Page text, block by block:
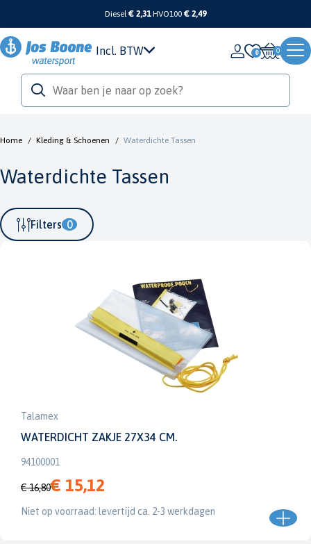
Diesel€ 2,31 HVO100 € 2,49
Incl. BTW 0
Home / Kleding & Schoenen / Waterdichte Tassen
Waterdichte Tassen
Filters 0
Talamex
WATERDICHT ZAKJE 27X34 CM.
94100001
€ 16,80€ 15,12
Niet op voorraad: levertijd ca. 2-3 werkdagen